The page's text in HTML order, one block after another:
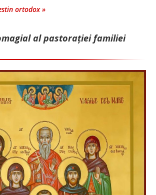
ortodox »
al pastorației familiei